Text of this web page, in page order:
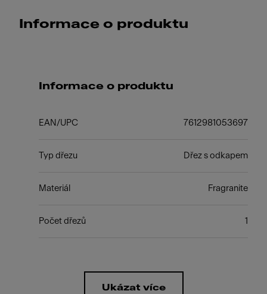
Informace o produktu
Informace o produktu
EAN/UPC 7612981053697
Typ dřezu Dřez s odkapem
Materiál Fragranite
Počet dřezů 1
Ukázat více